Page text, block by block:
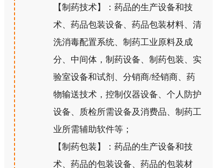
【制药技术】：药品的生产设备和技
术、药品包装设备、药品包装材料、清
洗消毒配置系统、制药工业原料及成
分、中间体，制药设备、制药包装、实
验室设备和试剂、分销商/经销商、药
物输送技术，控制仪器设备、个人防护
设备、质检所需设备及消费品、制药工
业所需辅助软件等；
【制药包装】：药品的生产设备和技
术、药品的包装设备、药品的包装材